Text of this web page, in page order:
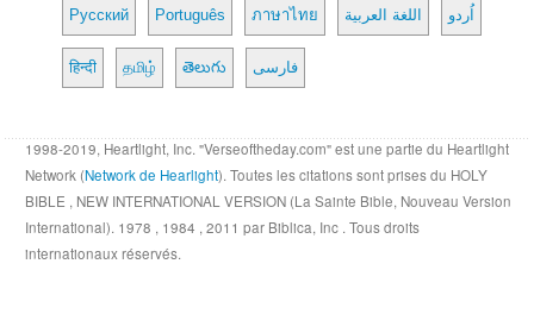
Русский Português ภาษาไทย اللغة العربية اُردو
हिन्दी தமிழ் తెలుగు فارسی
1998-2019, Heartlight, Inc. "Verseoftheday.com" est une partie du Heartlight
Network (Network de Hearlight). Toutes les citations sont prises du HOLY
BIBLE , NEW INTERNATIONAL VERSION (La Sainte Bible, Nouveau Version
International). 1978 , 1984 , 2011 par Biblica, Inc . Tous droits
internationaux réservés.